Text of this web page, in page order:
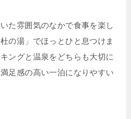
た雰囲気のなかで食事を楽し
の湯」でほっとひと息つけま
ングと温泉をどちらも大切に
足感の高い一泊になりやすい